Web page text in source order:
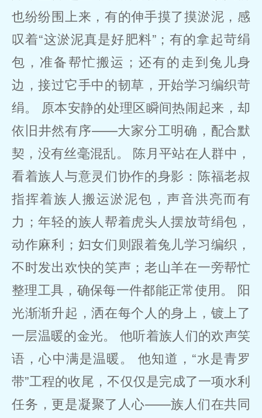
也纷纷围上来，有的伸手摸了摸淤泥，感
叹着“这淤泥真是好肥料”；有的拿起苛绢
包，准备帮忙搬运；还有的走到兔儿身
边，接过它手中的韧草，开始学习编织苛
绢。 原本安静的处理区瞬间热闹起来，却
依旧井然有序——大家分工明确，配合默
契，没有丝毫混乱。 陈月平站在人群中，
看着族人与意灵们协作的身影：陈福老叔
指挥着族人搬运淤泥包，声音洪亮而有
力；年轻的族人帮着虎头人摆放苛绢包，
动作麻利；妇女们则跟着兔儿学习编织，
不时发出欢快的笑声；老山羊在一旁帮忙
整理工具，确保每一件都能正常使用。 阳
光渐渐升起，洒在每个人的身上，镀上了
一层温暖的金光。 他听着族人们的欢声笑
语，心中满是温暖。 他知道，“水是青罗
带”工程的收尾，不仅仅是完成了一项水利
任务，更是凝聚了人心——族人们在共同